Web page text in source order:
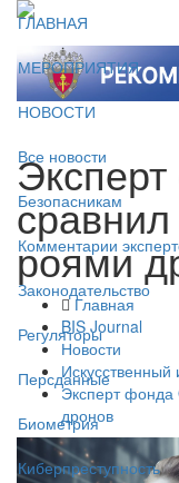
ГЛАВНАЯ
МЕРОПРИЯТИЯ
НОВОСТИ
Все новости
Безопасникам
Комментарии
Законодательство
Регуляторы
Персданные
Биометрия
Киберпреступность
роями
Главная
BIS Journal
Новости
Искусственный
Эксперт фонда
дронов